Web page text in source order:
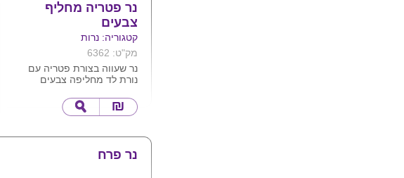
נר פטריה מחליף
צבעים
קטגוריה: נרות
מק"ט: 6362
נר שעווה בצורת פטריה עם
נורת לד מחליפה צבעים
הנורה פועלת ללא צורך
בסוללות .
נר פרח